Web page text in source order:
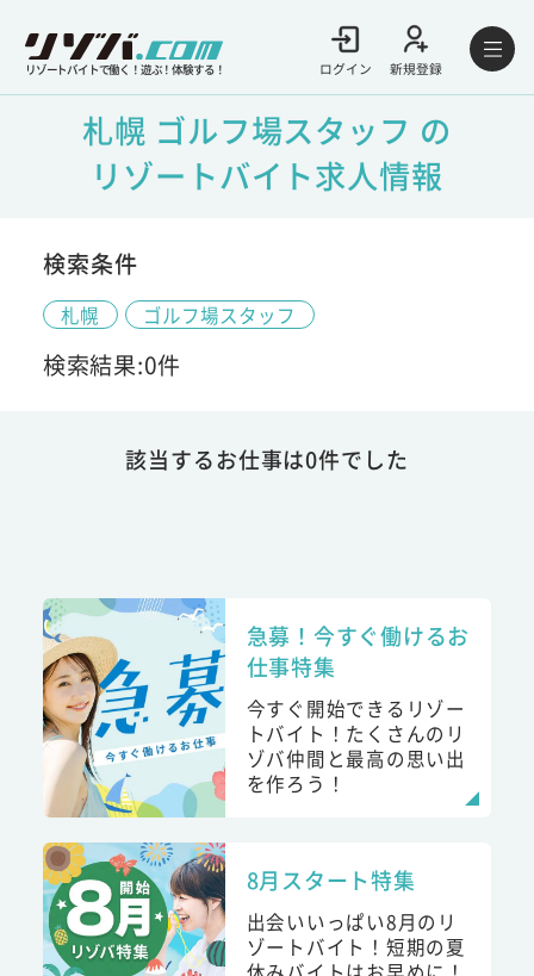
リゾートバイトで働く！遊ぶ！体験する！ ログイン 新規登録
札幌 ゴルフ場スタッフ の
リゾートバイト求人情報
検索条件
札幌 ゴルフ場スタッフ
検索結果:0件
該当するお仕事は0件でした
急募！今すぐ働けるお
仕事特集
今すぐ開始できるリゾー
トバイト！たくさんのリ
ゾバ仲間と最高の思い出
を作ろう！
8月スタート特集
出会いいっぱい8月のリ
ゾートバイト！短期の夏